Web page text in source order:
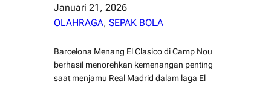
Januari 21, 2026
OLAHRAGA, SEPAK BOLA
Barcelona Menang El Clasico di Camp Nou
berhasil menorehkan kemenangan penting
saat menjamu Real Madrid dalam laga El